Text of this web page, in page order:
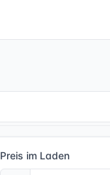
Preis im Laden